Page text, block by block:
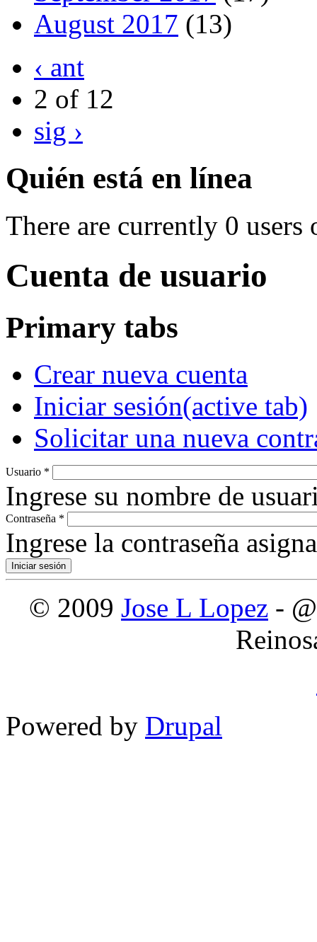
August 2017 (13)
‹ ant
2 of 12
sig ›
Quién está en línea
There are currently 0 users
Cuenta de usuario
Primary tabs
Crear nueva cuenta
Iniciar sesión(active tab)
Solicitar una nueva
Usuario *
Ingrese su nombre de
Contraseña *
Ingrese la contraseña
© 2009 Jose L Lopez -
Powered by Drupal